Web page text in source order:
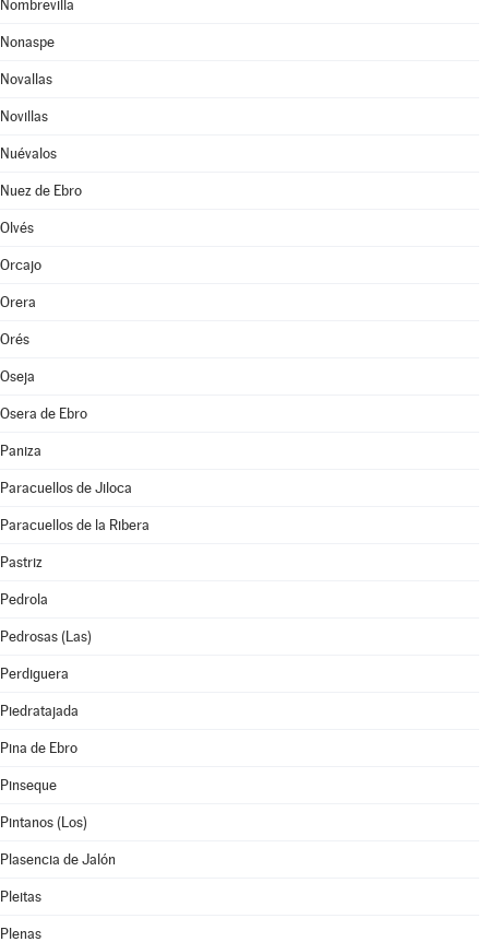
Nombrevilla
Nonaspe
Novallas
Novillas
Nuévalos
Nuez de Ebro
Olvés
Orcajo
Orera
Orés
Oseja
Osera de Ebro
Paniza
Paracuellos de Jiloca
Paracuellos de la Ribera
Pastriz
Pedrola
Pedrosas (Las)
Perdiguera
Piedratajada
Pina de Ebro
Pinseque
Pintanos (Los)
Plasencia de Jalón
Pleitas
Plenas